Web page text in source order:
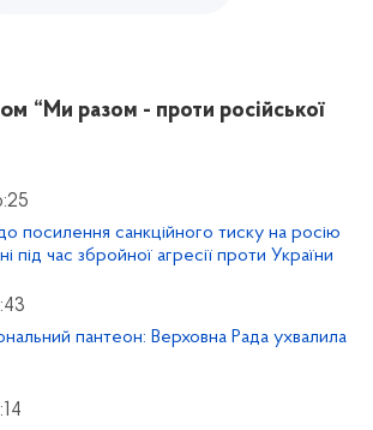
“Ми разом - проти російської
посилення санкційного тиску на росію
під час збройної агресії проти України
пантеон: Верховна Рада ухвалила